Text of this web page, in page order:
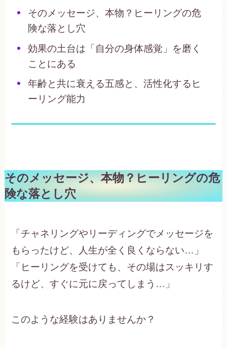
そのメッセージ、本物？ヒーリングの危
険な落とし穴
効果の土台は「自分の身体感覚」を磨く
ことにある
年齢と共に衰える五感と、活性化するヒ
ーリング能力
そのメッセージ、本物？ヒーリングの危
険な落とし穴
「チャネリングやリーディングでメッセージを
もらったけど、人生が全く良くならない…」
「ヒーリングを受けても、その場はスッキリす
るけど、すぐに元に戻ってしまう…」
このような経験はありませんか？